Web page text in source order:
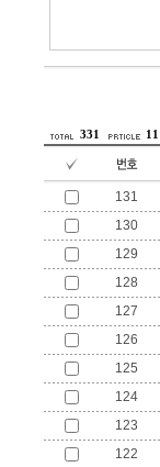
331 11
131
130
129
128
127
126
125
124
123
122